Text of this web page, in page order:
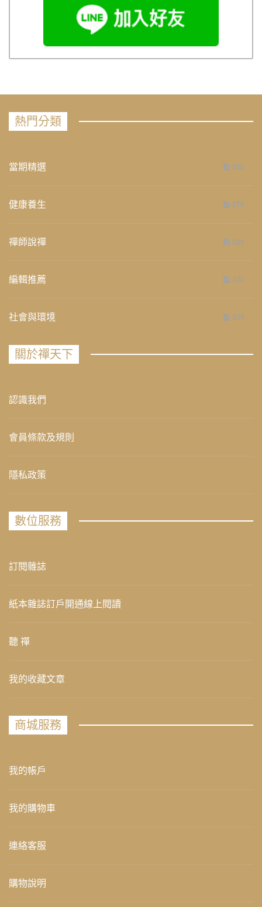
熱門分類
當期精選 658
健康養生 276
禪師說禪 268
編輯推薦 236
社會與環境 235
關於禪天下
認識我們
會員條款及規則
隱私政策
數位服務
訂閱雜誌
紙本雜誌訂戶開通線上閱讀
聽 禪
我的收藏文章
商城服務
我的帳戶
我的購物車
連絡客服
購物說明